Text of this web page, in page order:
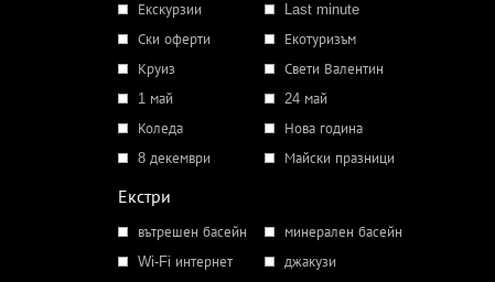
Екскурзии
Last minute
Ски оферти
Екотуризъм
Круиз
Свети Валентин
1 май
24 май
Коледа
Нова година
8 декември
Майски празници
Екстри
вътрешен басейн
минерален басейн
Wi-Fi интернет
джакузи